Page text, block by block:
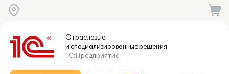
Отраслевые
и специализированныерешения
1С:Предприятие